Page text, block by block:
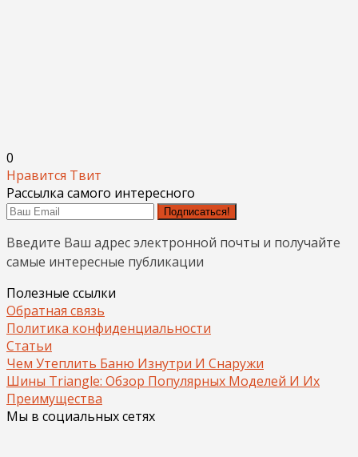
0
Нравится Твит
Рассылка самого интересного
Подписаться!
Введите Ваш адрес электронной почты и получайте
самые интересные публикации
Полезные ссылки
Обратная связь
Политика конфиденциальности
Статьи
Чем Утеплить Баню Изнутри И Снаружи
Шины Triangle: Обзор Популярных Моделей И Их
Преимущества
Мы в социальных сетях